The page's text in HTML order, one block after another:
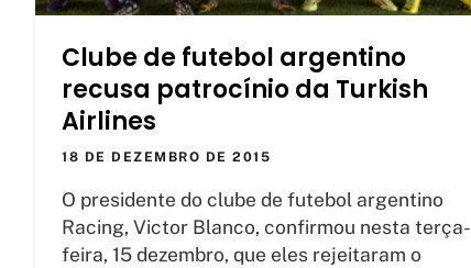
Clube de futebol argentino
recusa patrocínio da Turkish
Airlines
18 DE DEZEMBRO DE 2015
O presidente do clube de futebol argentino
Racing, Victor Blanco, confirmou nesta terça-
feira, 15 dezembro, que eles rejeitaram o